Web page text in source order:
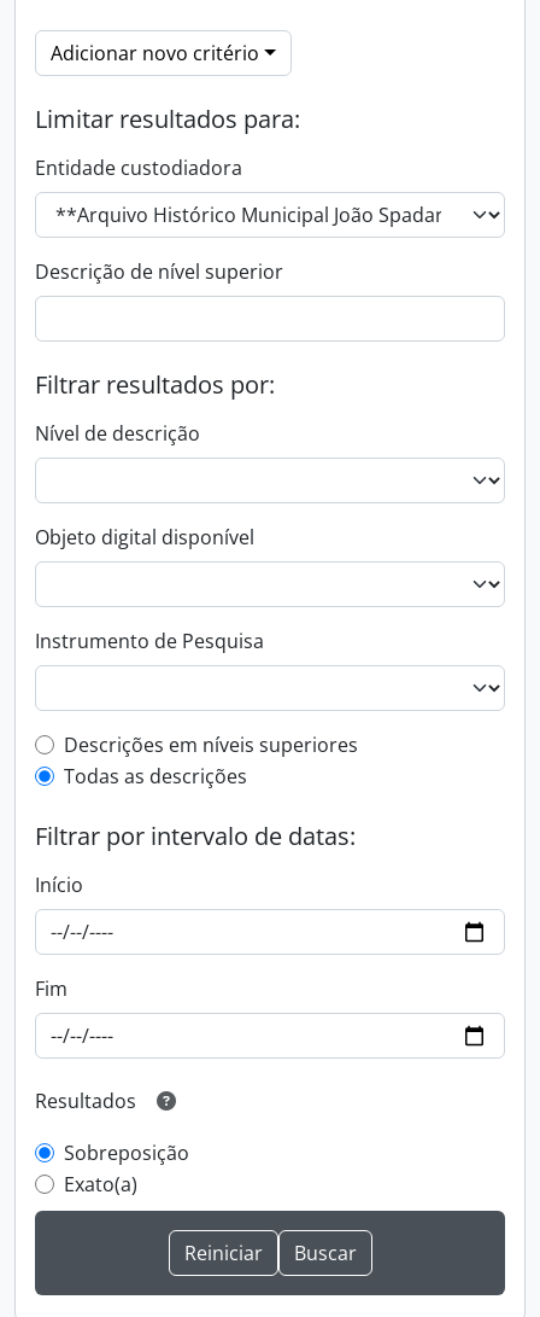
Adicionar novo critério
Limitar resultados para:
Entidade custodiadora
Descrição de nível superior
Filtrar resultados por:
Nível de descrição
Objeto digital disponível
Instrumento de Pesquisa
Filtro de descrição de nível superior
Descrições em níveis superiores
Todas as descrições
Filtrar por intervalo de datas:
Início
Fim
Resultados
Sobreposição
Exato(a)